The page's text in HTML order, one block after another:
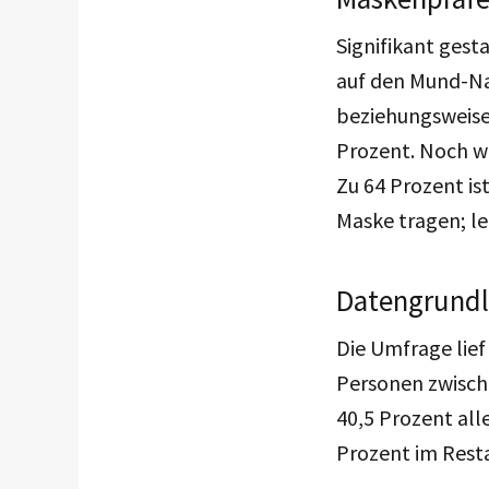
Signifikant
auf den Mund-
Prozent. Noch
Zu 64 Prozent
Maske tragen;
Die Umfrage
Personen
40,5 Prozent
Prozent im